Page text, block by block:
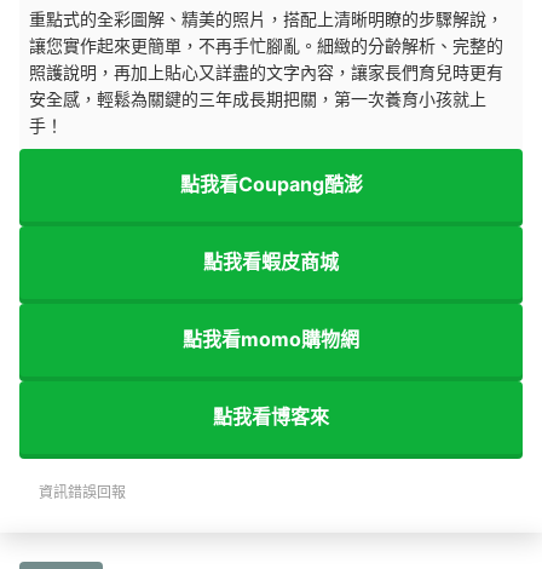
重點式的全彩圖解、精美的照片，搭配上清晰明瞭的步驟解說，
讓您實作起來更簡單，不再手忙腳亂。細緻的分齡解析、完整的
照護說明，再加上貼心又詳盡的文字內容，讓家長們育兒時更有
安全感，輕鬆為關鍵的三年成長期把關，第一次養育小孩就上
手！
點我看Coupang酷澎
點我看蝦皮商城
點我看momo購物網
點我看博客來
資訊錯誤回報